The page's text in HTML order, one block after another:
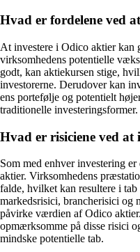
Hvad er fordelene ved
At investere i Odico aktier kan
virksomhedens potentielle
godt, kan aktiekursen stige,
investorerne. Derudover kan
ens portefølje og potentielt
traditionelle investeringsformer.
Hvad er risiciene ved at
Som med enhver investering
aktier. Virksomhedens
falde, hvilket kan resultere i
markedsrisici, brancherisici og
påvirke værdien af Odico
opmærksomme på disse risici
mindske potentielle tab.